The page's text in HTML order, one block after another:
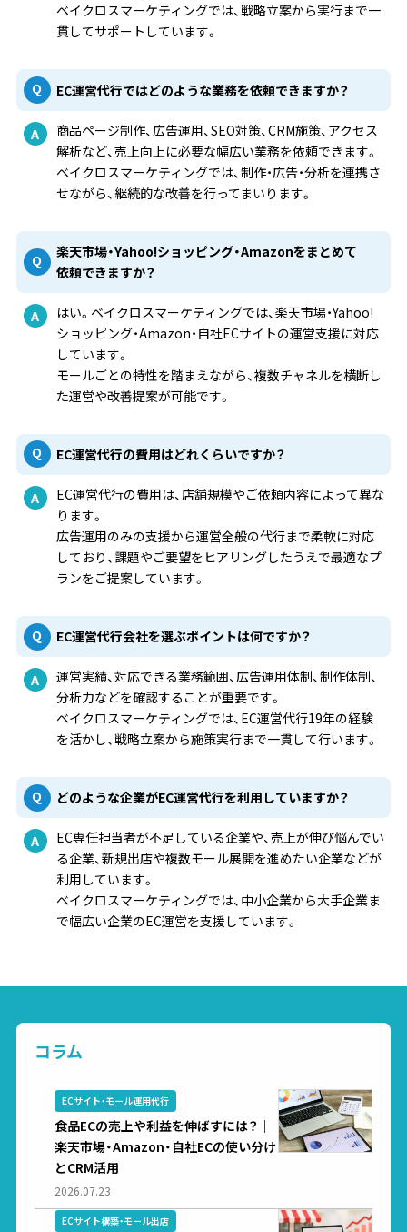
ベイクロスマーケティングでは、戦略立案から実行まで一
貫してサポートしています。
EC運営代行ではどのような業務を依頼できますか？
商品ページ制作、広告運用、SEO対策、CRM施策、アクセス
解析など、売上向上に必要な幅広い業務を依頼できます。
ベイクロスマーケティングでは、制作・広告・分析を連携さ
せながら、継続的な改善を行ってまいります。
楽天市場・Yahoo!ショッピング・Amazonをまとめて
依頼できますか？
はい。ベイクロスマーケティングでは、楽天市場・Yahoo!
ショッピング・Amazon・自社ECサイトの運営支援に対応
しています。
モールごとの特性を踏まえながら、複数チャネルを横断し
た運営や改善提案が可能です。
EC運営代行の費用はどれくらいですか？
EC運営代行の費用は、店舗規模やご依頼内容によって異な
ります。
広告運用のみの支援から運営全般の代行まで柔軟に対応
しており、課題やご要望をヒアリングしたうえで最適なプ
ランをご提案しています。
EC運営代行会社を選ぶポイントは何ですか？
運営実績、対応できる業務範囲、広告運用体制、制作体制、
分析力などを確認することが重要です。
ベイクロスマーケティングでは、EC運営代行19年の経験
を活かし、戦略立案から施策実行まで一貫して行います。
どのような企業がEC運営代行を利用していますか？
EC専任担当者が不足している企業や、売上が伸び悩んでい
る企業、新規出店や複数モール展開を進めたい企業などが
利用しています。
ベイクロスマーケティングでは、中小企業から大手企業ま
で幅広い企業のEC運営を支援しています。
コラム
ECサイト・モール運用代行
食品ECの売上や利益を伸ばすには？｜
楽天市場・Amazon・自社ECの使い分け
とCRM活用
2026.07.23
ECサイト構築・モール出店